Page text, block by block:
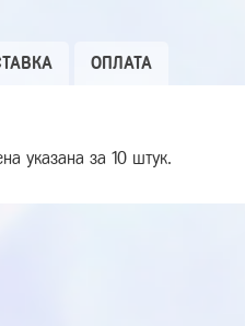
ОПЛАТА
указана за 10 штук.